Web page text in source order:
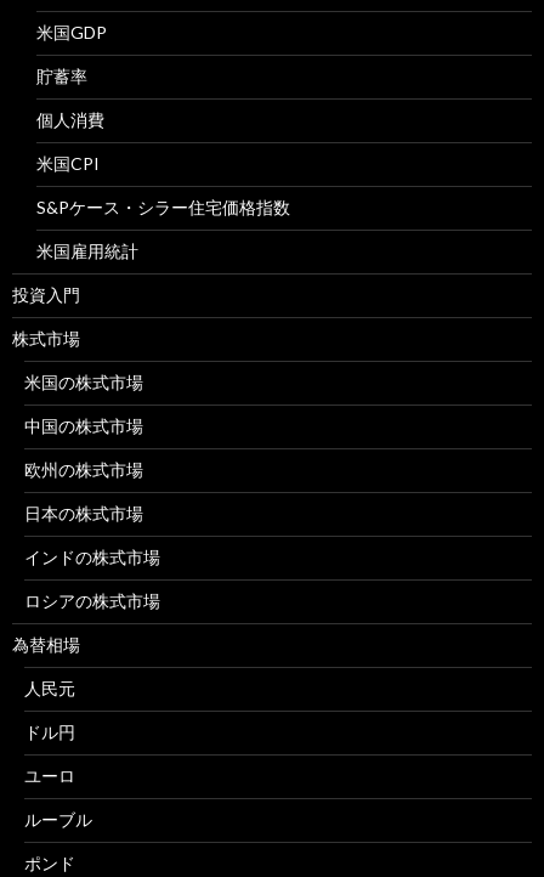
米国GDP
貯蓄率
個人消費
米国CPI
S&Pケース・シラー住宅価格指数
米国雇用統計
投資入門
株式市場
米国の株式市場
中国の株式市場
欧州の株式市場
日本の株式市場
インドの株式市場
ロシアの株式市場
為替相場
人民元
ドル円
ユーロ
ルーブル
ポンド